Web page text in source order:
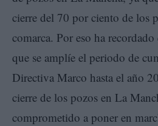
cierre del 70 por ciento de los
comarca. Por eso ha
que se amplíe el periodo de
Directiva Marco hasta el año
cierre de los pozos en La
comprometido a poner en